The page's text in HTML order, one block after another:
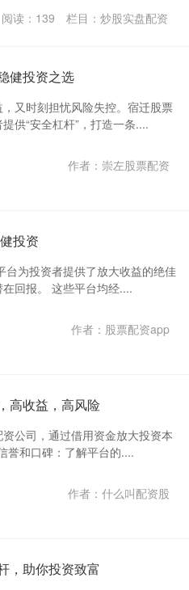
阅读： 139 栏目： 炒股实盘配资
健投资之选
又时刻担忧风险失控。宿迁股票
供“安全杠杆”，打造一条....
作者：崇左股票配资
投资
为投资者提供了放大收益的绝佳
回报。 这些平台均经....
作者：股票配资app
高收益，高风险
公司，通过借用资金放大投资本
誉和口碑：了解平台的....
作者：什么叫配资股
，助你投资致富